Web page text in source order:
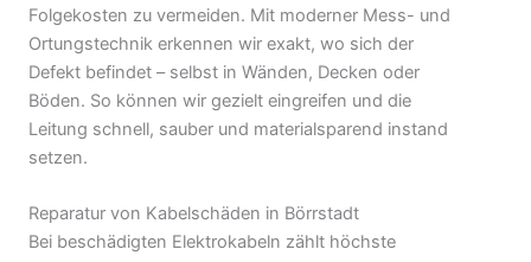
Folgekosten zu vermeiden. Mit moderner Mess- und
Ortungstechnik erkennen wir exakt, wo sich der
Defekt befindet – selbst in Wänden, Decken oder
Böden. So können wir gezielt eingreifen und die
Leitung schnell, sauber und materialsparend instand
setzen.
Reparatur von Kabelschäden in Börrstadt
Bei beschädigten Elektrokabeln zählt höchste